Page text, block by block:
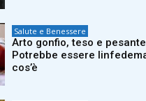
Salute e Benessere
Arto gonfio, teso e
Potrebbe essere
cos’è